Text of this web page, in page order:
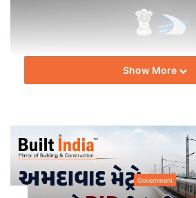
Show More
Government